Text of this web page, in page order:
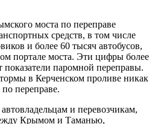
моста по переправе
средств, в том числе
и более 60 тысяч автобусов,
портале моста. Эти цифры более
паромной переправы.
в Керченском проливе никак
переправе.
и перевозчикам,
Крымом и Таманью,